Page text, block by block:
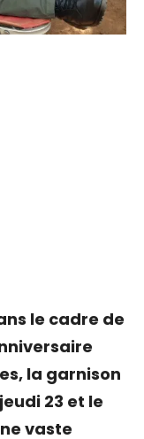
le cadre de
la garnison
23 et le
vaste